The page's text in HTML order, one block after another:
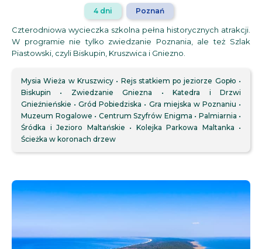
4 dni Poznań
Czterodniowa wycieczka szkolna pełna historycznych atrakcji.
W programie nie tylko zwiedzanie Poznania, ale też Szlak
Piastowski, czyli Biskupin, Kruszwica i Gniezno.
Mysia Wieża w Kruszwicy
Rejs statkiem po jeziorze Gopło
Biskupin
Zwiedzanie Gniezna
Katedra i Drzwi
Gnieźnieńskie
Gród Pobiedziska
Gra miejska w Poznaniu
Muzeum Rogalowe
Centrum Szyfrów Enigma
Palmiarnia
Śródka i Jezioro Maltańskie
Kolejka Parkowa Maltanka
Ścieżka w koronach drzew